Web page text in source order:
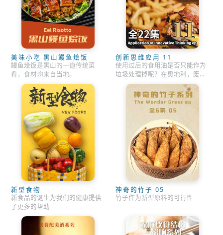
美味小吃 黑山鳗鱼烩饭
鳗鱼烩饭是黑山的一道传统菜
肴，食材均来自当地。
创新思维应用 11
使用过后的食用油是否只能作为
垃圾处理掉呢？在奥地利，废弃
的食用油不再是毫无价值的垃
圾，人们变废为宝，从中获取能
新型食物
新食品的诞生为我们的健康提供
了更多的帮助
神奇的竹子 05
竹子作为新型原料的可行性